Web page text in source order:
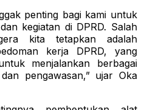
penting bagi kami untuk
kegiatan di DPRD. Salah
kita tetapkan adalah
kerja DPRD, yang
menjalankan berbagai
pengawasan,” ujar Oka